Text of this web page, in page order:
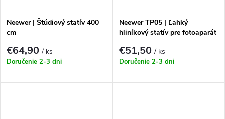
Neewer | Štúdiový statív 400
cm
€64,90/ ks
Doručenie 2-3 dni
Neewer TP05 | Ľahký
hliníkový statív pre fotoaparát
€51,50/ ks
Doručenie 2-3 dni